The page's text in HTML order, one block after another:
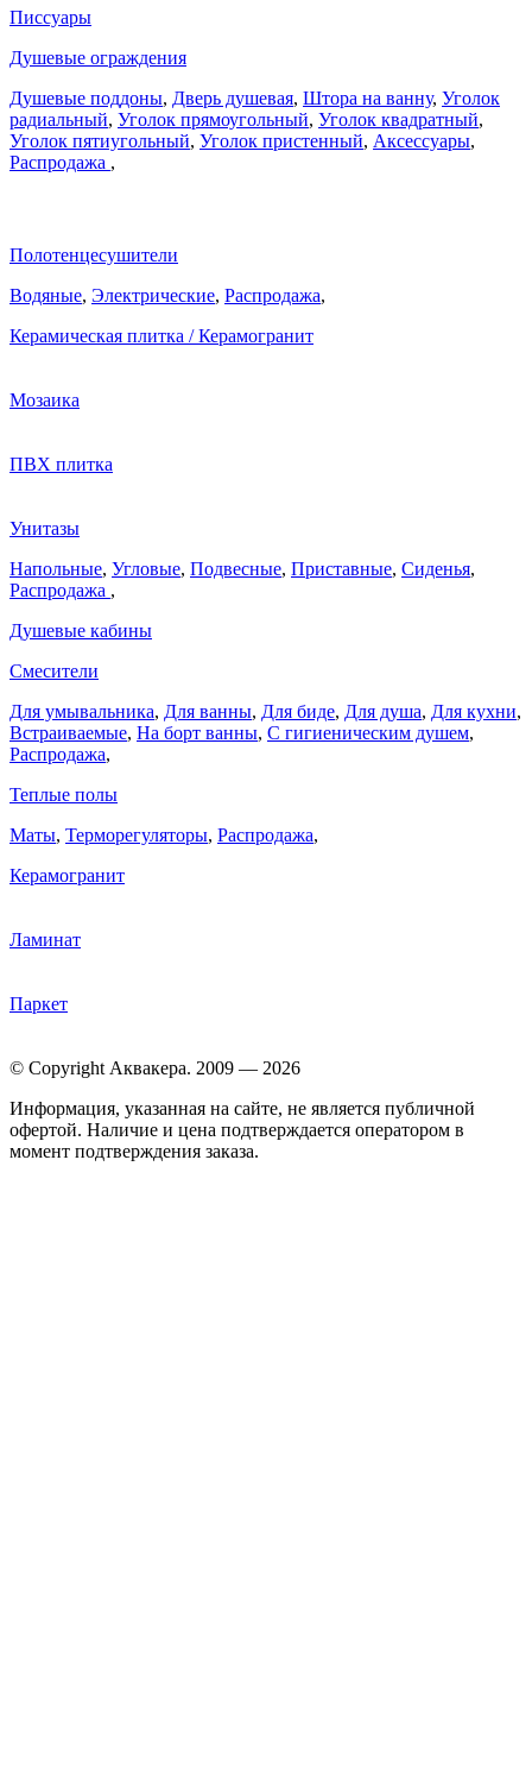
Писсуары
Душевые ограждения
Душевые поддоны, Дверь душевая, Штора на ванну, Уголок
радиальный, Уголок прямоугольный, Уголок квадратный,
Уголок пятиугольный, Уголок пристенный, Аксессуары,
Распродажа ,
Полотенцесушители
Водяные, Электрические, Распродажа,
Керамическая плитка / Керамогранит
Мозаика
ПВХ плитка
Унитазы
Напольные, Угловые, Подвесные, Приставные, Сиденья,
Распродажа ,
Душевые кабины
Смесители
Для умывальника, Для ванны, Для биде, Для душа, Для кухни,
Встраиваемые, На борт ванны, C гигиеническим душем,
Распродажа,
Теплые полы
Маты, Терморегуляторы, Распродажа,
Керамогранит
Ламинат
Паркет
© Copyright Аквакера. 2009 — 2026
Информация, указанная на сайте, не является публичной
офертой. Наличие и цена подтверждается оператором в
момент подтверждения заказа.